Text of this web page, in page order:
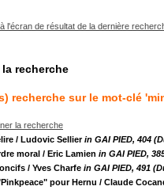
l'écran de résultat de la dernière
recherche
recherche sur le mot-clé
la recherche
/ Ludovic Sellierin GAI PIED, 404
moral / Eric Lamien in GAI PIED,
/ Yves Charfe in GAI PIED, 491
pour Hernu / Claude